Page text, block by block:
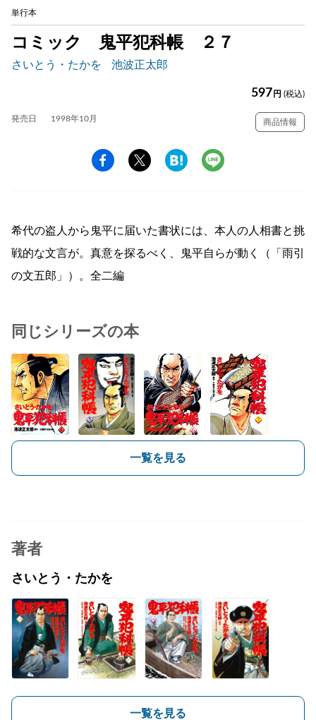
単行本
コミック 鬼平犯科帳 ２７
さいとう・たかを 池波正太郎
597 円 (税込)
発売日 1998年10月 商品情報
希代の盗人から鬼平に届いた書状には、本人の人相書と挑
戦的な文言が。真意を探るべく、鬼平自らが動く（「雨引
の文五郎」）。全二編
同じシリーズの本
一覧を見る
著者
さいとう・たかを
一覧を見る